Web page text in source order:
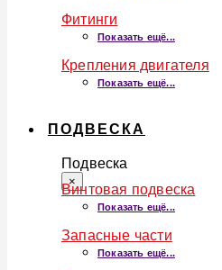
Фитинги
Показать ещё...
Крепления двигателя
Показать ещё...
ПОДВЕСКА
Подвеска
×
Винтовая подвеска
Показать ещё...
Запасные части
Показать ещё...